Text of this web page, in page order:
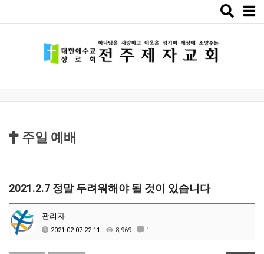
Toggle
주일 예배
2021.2.7 정말 두려워해야 될 것이 있습니다
관리자
2021.02.07 22:11 8,969 1